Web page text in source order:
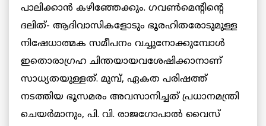
പാലിക്കാന്‍ കഴിഞ്ഞേക്കും. ഗവണ്‍മെന്റിന്റെ
ദലിത്- ആദിവാസികളോടും ഭൂരഹിതരോടുമുള്ള
നിഷേധാത്മക സമീപനം വച്ചുനോക്കുമ്പോള്‍
ഇതൊരാഗ്രഹ ചിന്തയായവശേഷിക്കാനാണ്
സാധ്യതയുള്ളത്. മുമ്പ്, ഏകത പരിഷത്ത്
നടത്തിയ ഭൂസമരം അവസാനിച്ചത് പ്രധാനമന്ത്രി
ചെയര്‍മാനും, പി. വി. രാജഗോപാല്‍ വൈസ്